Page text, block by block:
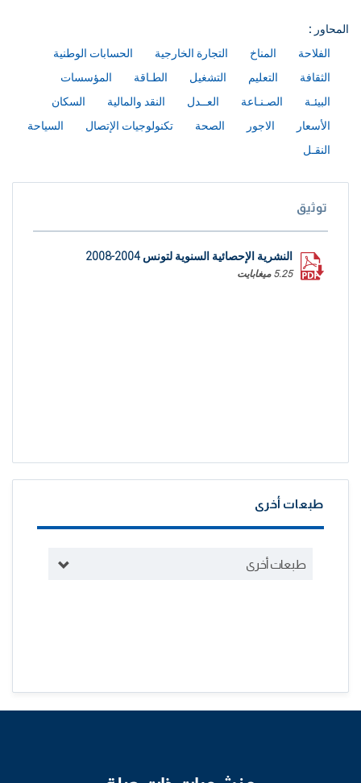
المحاور :
الفلاحة
المناخ التجارة الخارجية
الحسابات الوطنية
الثقافة
التعليم التشغيل الطـاقة
المؤسسات
البيئـة
الصـنـاعة العــدل النقد والمالية
السكان
الأسعار
الاجور الصحة تكنولوجيات الإتصال
السياحة
النقـل
توثيق
النشرية الإحصائية السنوية لتونس 2004-2008
5.25 ميغابايت
طبعات أخرى
طبعات أخرى